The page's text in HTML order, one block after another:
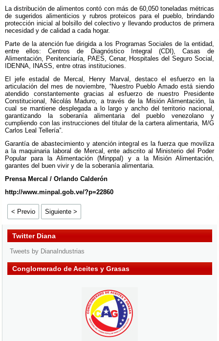
La distribución de alimentos contó con más de 60,050 toneladas métricas
de sugeridos alimenticios y rubros proteicos para el pueblo, brindando
protección inicial al bolsillo del colectivo y llevando productos de primera
necesidad y de calidad a cada hogar.
Parte de la atención fue dirigida a los Programas Sociales de la entidad,
entre ellos: Centros de Diagnóstico Integral (CDI), Casas de
Alimentación, Penitenciaría, PAES, Cenar, Hospitales del Seguro Social,
IDENNA, INASS, entre otras instituciones.
El jefe estadal de Mercal, Henry Marval, destaco el esfuerzo en la
articulación del mes de noviembre, “Nuestro Pueblo Amado está siendo
atendido constantemente gracias al esfuerzo de nuestro Presidente
Constitucional, Nicolás Maduro, a través de la Misión Alimentación, la
cual se mantiene desplegada a lo largo y ancho del territorio nacional,
garantizando la soberanía alimentaria del pueblo venezolano y
cumpliendo con las instrucciones del titular de la cartera alimentaria, M/G
Carlos Leal Tellería”.
Garantía de abastecimiento y atención integral es la fuerza que moviliza
a la maquinaria laboral de Mercal, ente adscrito al Ministerio del Poder
Popular para la Alimentación (Minppal) y a la Misión Alimentación,
garantes del buen vivir y de la soberanía alimentaria.
Prensa Mercal / Orlando Calderón
http://www.minpal.gob.ve/?p=22860
< Previo Siguiente >
Twitter Diana
Tweets by DianaIndustrias
Conglomerado de Aceites y Grasas